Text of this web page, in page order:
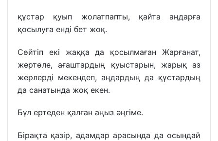
құстар қуып жолатпапты, қайта аңдарға
қосылуға енді бет жоқ.
Сөйтіп екі жаққа да қосылмаған Жарғанат,
жертөле, ағаштардың қуыстарын, жарық аз
жерлерді мекендеп, аңдардың да құстардың
да санатында жоқ екен.
Бұл ертеден қалған аңыз әңгіме.
Бірақта қазір, адамдар арасында да осындай